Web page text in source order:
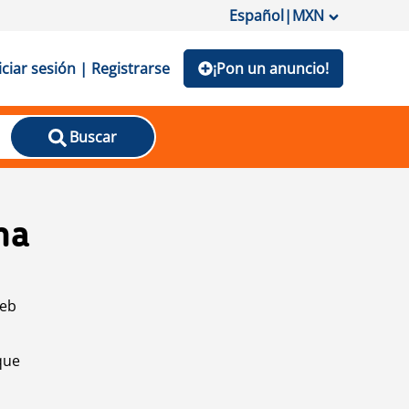
Español|MXN
sesión | Registrarse ¡Pon un anuncio!
Buscar